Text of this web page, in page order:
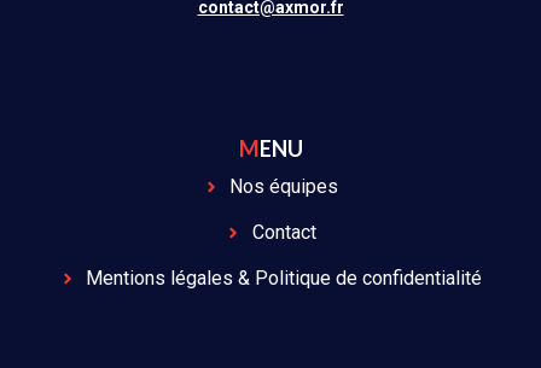
contact@axmor.fr
MENU
Nos équipes
Contact
Mentions légales & Politique de confidentialité